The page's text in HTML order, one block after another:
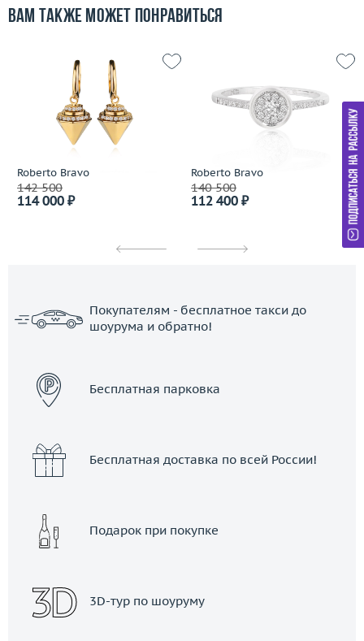
Вам также может понравиться
Roberto Bravo
142 500
114 000 ₽
Roberto Bravo
140 500
112 400 ₽
Покупателям - бесплатное такси до
шоурума и обратно!
Бесплатная парковка
Бесплатная доставка по всей России!
Подарок при покупке
3D-тур по шоуруму